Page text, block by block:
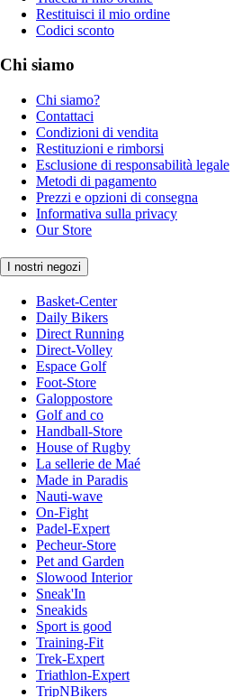
Restituisci il mio ordine
Codici sconto
Chi siamo
Chi siamo?
Contattaci
Condizioni di vendita
Restituzioni e rimborsi
Esclusione di responsabilità legale
Metodi di pagamento
Prezzi e opzioni di consegna
Informativa sulla privacy
Our Store
I nostri negozi
Basket-Center
Daily Bikers
Direct Running
Direct-Volley
Espace Golf
Foot-Store
Galoppostore
Golf and co
Handball-Store
House of Rugby
La sellerie de Maé
Made in Paradis
Nauti-wave
On-Fight
Padel-Expert
Pecheur-Store
Pet and Garden
Slowood Interior
Sneak'In
Sneakids
Sport is good
Training-Fit
Trek-Expert
Triathlon-Expert
TripNBikers